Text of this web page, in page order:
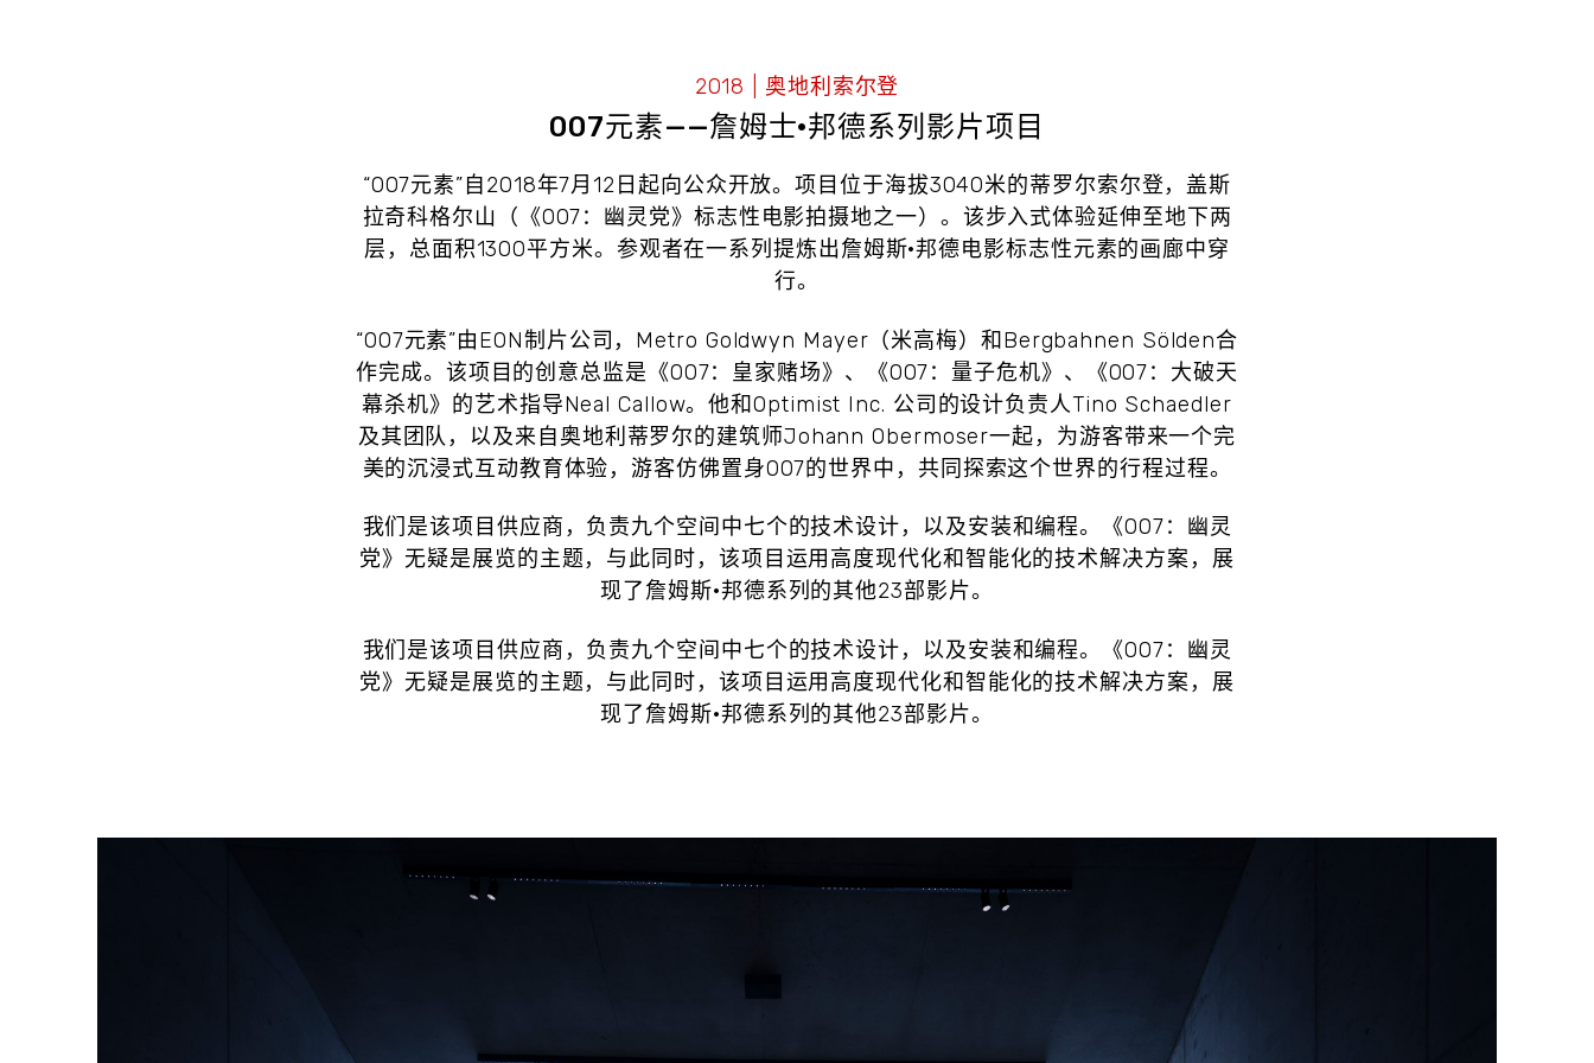
2018 | 奥地利索尔登
007元素——詹姆士·邦德系列影片项目
“007元素”自2018年7月12日起向公众开放。项目位于海拔3040米的蒂罗尔索尔登，盖斯
拉奇科格尔山（《007：幽灵党》标志性电影拍摄地之一）。该步入式体验延伸至地下两
层，总面积1300平方米。参观者在一系列提炼出詹姆斯·邦德电影标志性元素的画廊中穿
行。
“007元素”由EON制片公司，Metro Goldwyn Mayer（米高梅）和Bergbahnen Sölden合
作完成。该项目的创意总监是《007：皇家赌场》、《007：量子危机》、《007：大破天
幕杀机》的艺术指导Neal Callow。他和Optimist Inc. 公司的设计负责人Tino Schaedler
及其团队，以及来自奥地利蒂罗尔的建筑师Johann Obermoser一起，为游客带来一个完
美的沉浸式互动教育体验，游客仿佛置身007的世界中，共同探索这个世界的行程过程。
我们是该项目供应商，负责九个空间中七个的技术设计，以及安装和编程。《007：幽灵
党》无疑是展览的主题，与此同时，该项目运用高度现代化和智能化的技术解决方案，展
现了詹姆斯·邦德系列的其他23部影片。
我们是该项目供应商，负责九个空间中七个的技术设计，以及安装和编程。《007：幽灵
党》无疑是展览的主题，与此同时，该项目运用高度现代化和智能化的技术解决方案，展
现了詹姆斯·邦德系列的其他23部影片。